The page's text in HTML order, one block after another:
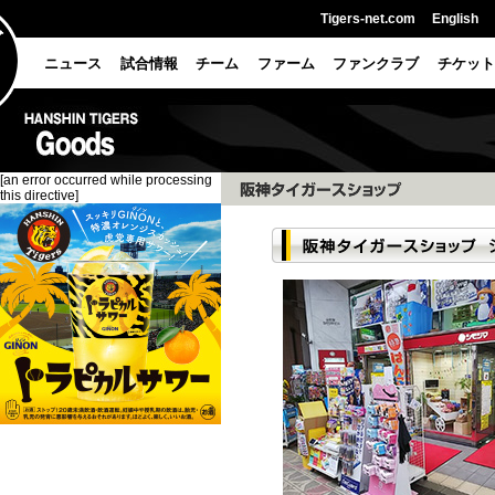
Tigers-net.com English
ニュース 試合情報 チーム ファーム ファンクラブ チケット
[an error occurred while processing
this directive]